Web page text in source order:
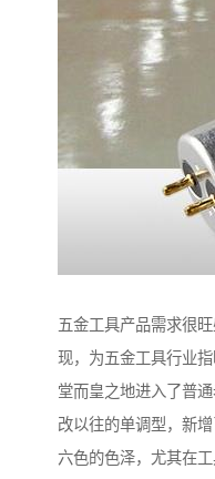
五金工具产品需求很
现，为五金工具行业
堂而皇之地进入了普
改以往的单调型，新
六色的色泽，尤其在